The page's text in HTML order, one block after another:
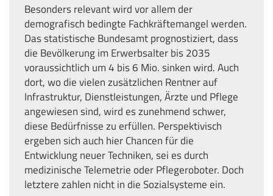
Besonders relevant wird vor allem der
demografisch bedingte Fachkräftemangel werden.
Das statistische Bundesamt prognostiziert, dass
die Bevölkerung im Erwerbsalter bis 2035
voraussichtlich um 4 bis 6 Mio. sinken wird. Auch
dort, wo die vielen zusätzlichen Rentner auf
Infrastruktur, Dienstleistungen, Ärzte und Pflege
angewiesen sind, wird es zunehmend schwer,
diese Bedürfnisse zu erfüllen. Perspektivisch
ergeben sich auch hier Chancen für die
Entwicklung neuer Techniken, sei es durch
medizinische Telemetrie oder Pflegeroboter. Doch
letztere zahlen nicht in die Sozialsysteme ein.